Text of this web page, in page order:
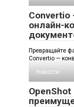
Convertio
онлайн-
Превращайте
Convertio —
Новости